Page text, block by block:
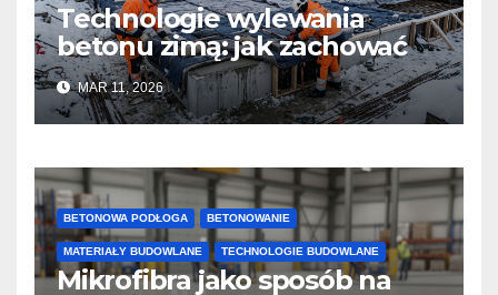
Technologie wylewania
betonu zimą: jak zachować
jakość i przyspieszyć
twardnienie
MAR 11, 2026
BETONOWA PODŁOGA BETONOWANIE
MATERIAŁY BUDOWLANE TECHNOLOGIE BUDOWLANE
Mikrofibra jako sposób na